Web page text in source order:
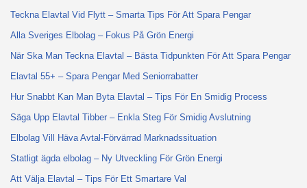
Teckna Elavtal Vid Flytt – Smarta Tips För Att Spara Pengar
Alla Sveriges Elbolag – Fokus På Grön Energi
När Ska Man Teckna Elavtal – Bästa Tidpunkten För Att Spara Pengar
Elavtal 55+ – Spara Pengar Med Seniorrabatter
Hur Snabbt Kan Man Byta Elavtal – Tips För En Smidig Process
Säga Upp Elavtal Tibber – Enkla Steg För Smidig Avslutning
Elbolag Vill Häva Avtal-Förvärrad Marknadssituation
Statligt ägda elbolag – Ny Utveckling För Grön Energi
Att Välja Elavtal – Tips För Ett Smartare Val